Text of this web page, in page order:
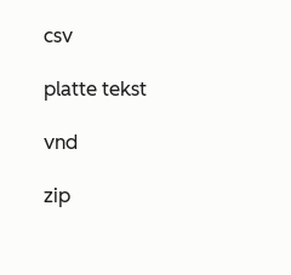
csv
platte tekst
vnd
zip